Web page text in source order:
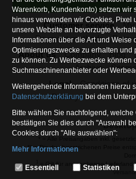
Customer service My
Payment methods
About us
Company Blog
Archive
Legal
Conditions of
Privacy notice
Old
** = Die durchgestrichenen Preise
= Gilt für angegebenes
Warenkorb, Kundenkonto) setzen
hinaus verwenden wir Cookies,
unsere Website an bevorzugte
Informationen über die Art und
Optimierungszwecke zu erhalten
zu können. Zu Werbezwecke können
Suchmaschinenanbieter oder
Weitergehende Informationen hierzu
Datenschutzerklärung bei dem
Bitte wählen Sie nachfolgend,
bestätigen Sie dies durch "Auswahl
Cookies durch "Alle auswählen":
Mehr Informationen
Essentiell
Essentiell Statistiken